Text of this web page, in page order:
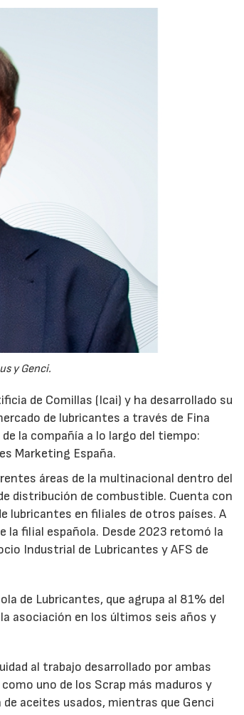
y Genci.
de Comillas (Icai) y ha desarrollado su
de lubricantes a través de Fina
la compañía a lo largo del tiempo:
Marketing España.
áreas de la multinacional dentro del
distribución de combustible. Cuenta con
lubricantes en filiales de otros países. A
la filial española. Desde 2023 retomó la
Industrial de Lubricantes y AFS de
de Lubricantes, que agrupa al 81% del
asociación en los últimos seis años y
al trabajo desarrollado por ambas
uno de los Scrap más maduros y
aceites usados, mientras que Genci